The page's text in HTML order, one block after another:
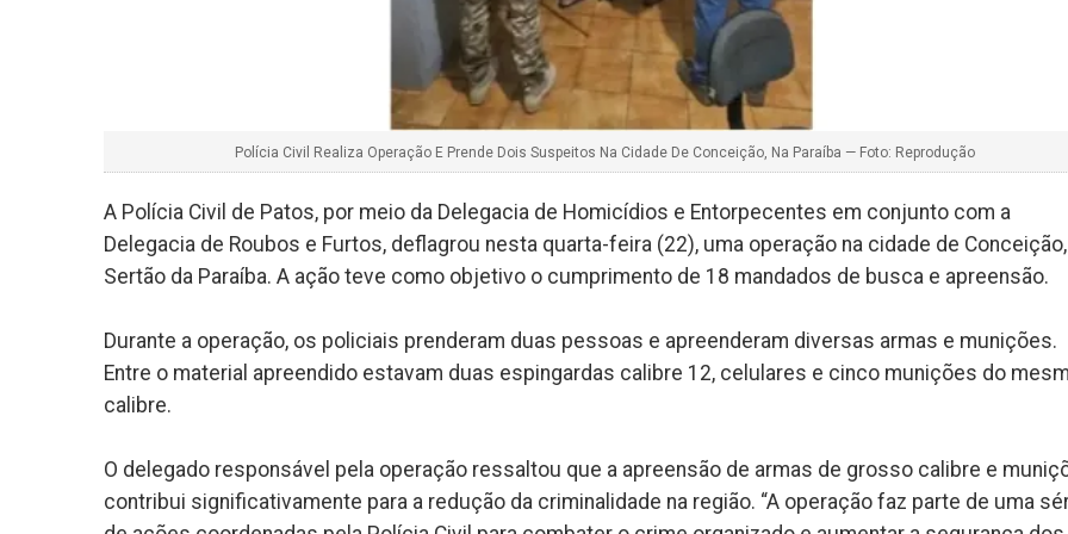
Polícia Civil Realiza Operação E Prende Dois Suspeitos Na Cidade De Conceição, Na Paraíba — Foto: Reprodução
A Polícia Civil de Patos, por meio da Delegacia de Homicídios e Entorpecentes em conjunto com a
Delegacia de Roubos e Furtos, deflagrou nesta quarta-feira (22), uma operação na cidade de
Sertão da Paraíba. A ação teve como objetivo o cumprimento de 18 mandados de busca e apreensão.
Durante a operação, os policiais prenderam duas pessoas e apreenderam diversas armas e munições.
Entre o material apreendido estavam duas espingardas calibre 12, celulares e cinco munições do
calibre.
O delegado responsável pela operação ressaltou que a apreensão de armas de grosso calibre e
contribui significativamente para a redução da criminalidade na região. “A operação faz parte de uma